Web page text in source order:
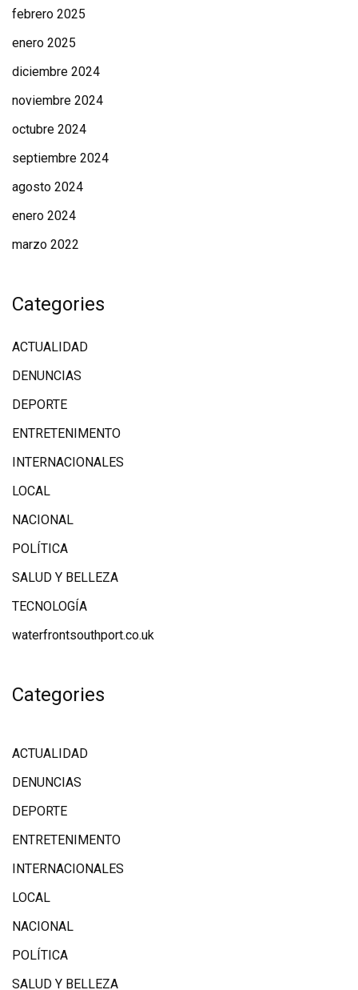
febrero 2025
enero 2025
diciembre 2024
noviembre 2024
octubre 2024
septiembre 2024
agosto 2024
enero 2024
marzo 2022
Categories
ACTUALIDAD
DENUNCIAS
DEPORTE
ENTRETENIMENTO
INTERNACIONALES
LOCAL
NACIONAL
POLÍTICA
SALUD Y BELLEZA
TECNOLOGÍA
waterfrontsouthport.co.uk
Categories
ACTUALIDAD
DENUNCIAS
DEPORTE
ENTRETENIMENTO
INTERNACIONALES
LOCAL
NACIONAL
POLÍTICA
SALUD Y BELLEZA